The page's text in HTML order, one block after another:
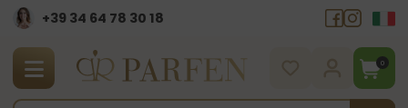
+39 34 64 78 30 18
0